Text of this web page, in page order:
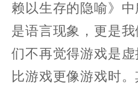
赖以生存的隐喻》
是语言现象，更是
们不再觉得游戏是
比游戏更像游戏时